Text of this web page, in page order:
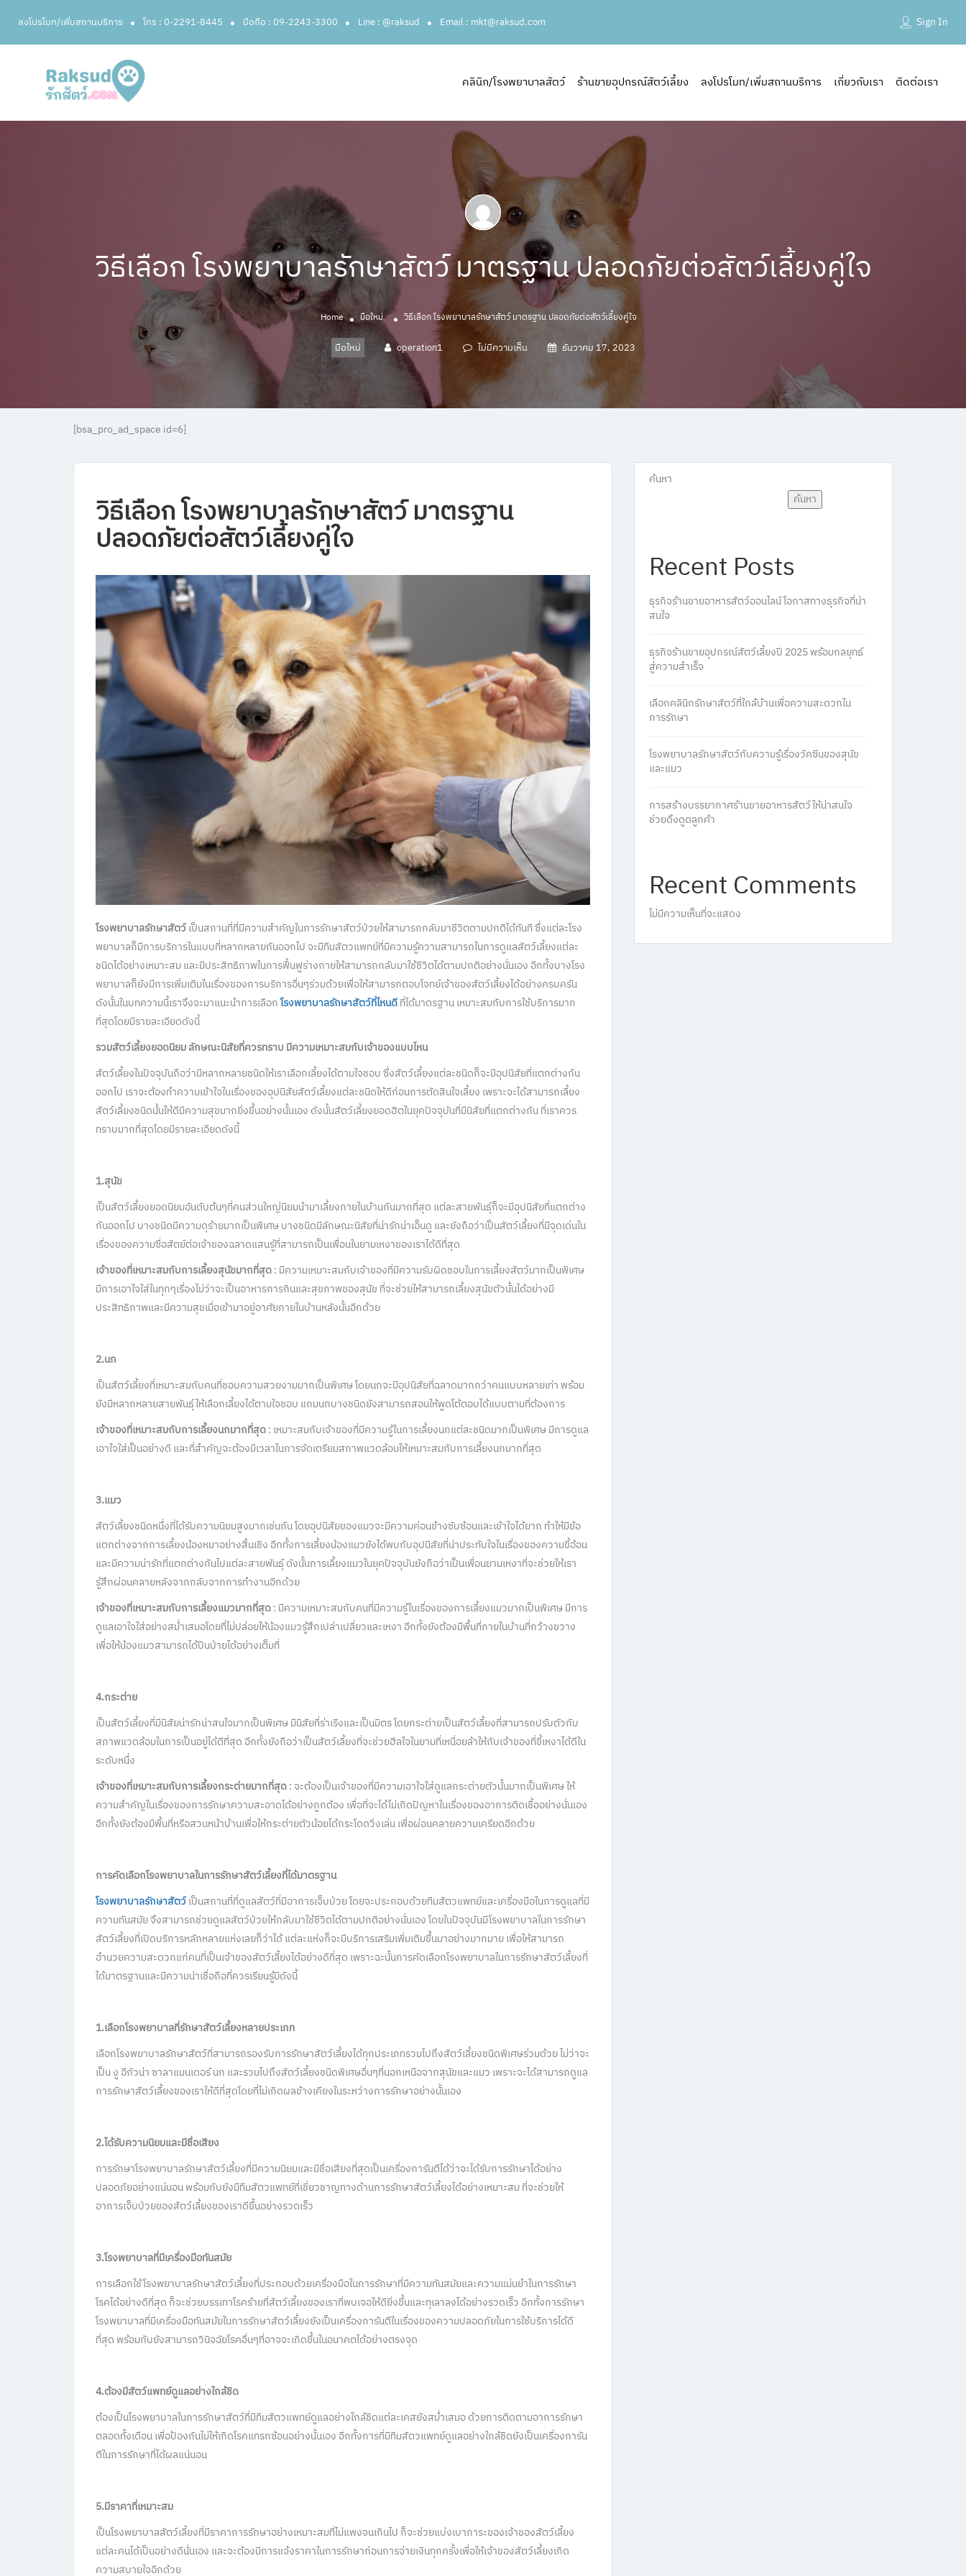
ลงโปรโมท/เพิ่มสถานบริการ โทร : 0-2291-8445 มือถือ : 09-2243-3300 Line : @raksud Email : mkt@raksud.com Sign In
คลินิก/โรงพยาบาลสัตว์ ร้านขายอุปกรณ์สัตว์เลี้ยง ลงโปรโมท/เพิ่มสถานบริการ เกี่ยวกับเรา ติดต่อเรา
วิธีเลือก โรงพยาบาลรักษาสัตว์ มาตรฐาน ปลอดภัยต่อสัตว์เลี้ยงคู่ใจ
Home มือใหม่ วิธีเลือก โรงพยาบาลรักษาสัตว์ มาตรฐาน ปลอดภัยต่อสัตว์เลี้ยงคู่ใจ
มือใหม่ operation1 ไม่มีความเห็น ธันวาคม 17, 2023
[bsa_pro_ad_space id=6]
วิธีเลือกโรงพยาบาลรักษาสัตว์มาตรฐาน
ปลอดภัยต่อสัตว์เลี้ยงคู่ใจ
โรงพยาบาลรักษาสัตว์เป็นสถานที่ที่มีความสำคัญในการรักษาสัตว์ป่วยให้สามารถกลับมาชีวิตตามปกติได้ทันที ซึ่งแต่ละโรง
พยาบาลก็มีการบริการในแบบที่หลากหลายกันออกไป จะมีทีมสัตวแพทย์ที่มีความรู้ความสามารถในการดูแลสัตว์เลี้ยงแต่ละ
ชนิดได้อย่างเหมาะสม และมีประสิทธิภาพในการฟื้นฟูร่างกายให้สามารถกลับมาใช้ชีวิตได้ตามปกติอย่างนั่นเอง อีกทั้งบางโรง
พยาบาลก็ยังมีการเพิ่มเติมในเรื่องของการบริการอื่นๆร่วมด้วยเพื่อให้สามารถตอบโจทย์เจ้าของสัตว์เลี้ยงได้อย่างครบครัน
ดังนั้นในบทความนี้เราจึงจะมาแนะนำการเลือกโรงพยาบาลรักษาสัตว์ที่ไหนดีที่ได้มาตรฐาน เหมาะสมกับการใช้บริการมาก
ที่สุดโดยมีรายละเอียดดังนี้
รวมสัตว์เลี้ยงยอดนิยม ลักษณะนิสัยที่ควรทราบ มีความเหมาะสมกับเจ้าของแบบไหน
สัตว์เลี้ยงในปัจจุบันถือว่ามีหลากหลายชนิดให้เราเลือกเลี้ยงได้ตามใจชอบ ซึ่งสัตว์เลี้ยงแต่ละชนิดก็จะมีอุปนิสัยที่แตกต่างกัน
ออกไป เราจะต้องทำความเข้าใจในเรื่องของอุปนิสัยสัตว์เลี้ยงแต่ละชนิดให้ดีก่อนการตัดสินใจเลี้ยง เพราะจะได้สามารถเลี้ยง
สัตว์เลี้ยงชนิดนั้นให้ดีมีความสุขมากยิ่งขึ้นอย่างนั้นเอง ดังนั้นสัตว์เลี้ยงยอดฮิตในยุคปัจจุบันที่มีนิสัยที่แตกต่างกัน ที่เราควร
ทราบมากที่สุดโดยมีรายละเอียดดังนี้
1.สุนัข
เป็นสัตว์เลี้ยงยอดนิยมอันดับต้นๆที่คนส่วนใหญ่นิยมนำมาเลี้ยงภายในบ้านกันมากที่สุด แต่ละสายพันธุ์ก็จะมีอุปนิสัยที่แตกต่าง
กันออกไป บางชนิดมีความดุร้ายมากเป็นพิเศษ บางชนิดมีลักษณะนิสัยที่น่ารักน่าเอ็นดู และยังถือว่าเป็นสัตว์เลี้ยงที่มีจุดเด่นใน
เรื่องของความซื่อสัตย์ต่อเจ้าของฉลาดแสนรู้ที่สามารถเป็นเพื่อนในยามเหงาของเราได้ดีที่สุด
เจ้าของที่เหมาะสมกับการเลี้ยงสุนัขมากที่สุด: มีความเหมาะสมกับเจ้าของที่มีความรับผิดชอบในการเลี้ยงสัตว์มากเป็นพิเศษ
มีการเอาใจใส่ในทุกๆเรื่องไม่ว่าจะเป็นอาหารการกินและสุขภาพของสุนัข ที่จะช่วยให้สามารถเลี้ยงสุนัขตัวนั้นได้อย่างมี
ประสิทธิภาพและมีความสุขเมื่อเข้ามาอยู่อาศัยภายในบ้านหลังนั้นอีกด้วย
2.นก
เป็นสัตว์เลี้ยงที่เหมาะสมกับคนที่ชอบความสวยงามมากเป็นพิเศษ โดยนกจะมีอุปนิสัยที่ฉลาดมากกว่าคนแบบหลายเท่า พร้อม
ยังมีหลากหลายสายพันธุ์ให้เลือกเลี้ยงได้ตามใจชอบ แถมนกบางชนิดยังสามารถสอนให้พูดโต้ตอบได้แบบตามที่ต้องการ
เจ้าของที่เหมาะสมกับการเลี้ยงนกมากที่สุด: เหมาะสมกับเจ้าของที่มีความรู้ในการเลี้ยงนกแต่ละชนิดมากเป็นพิเศษ มีการดูแล
เอาใจใส่เป็นอย่างดี และที่สำคัญจะต้องมีเวลาในการจัดเตรียมสภาพแวดล้อมให้เหมาะสมกับการเลี้ยงนกมากที่สุด
3.แมว
สัตว์เลี้ยงชนิดหนึ่งที่ได้รับความนิยมสูงมากเช่นกัน โดยอุปนิสัยของแมวจะมีความค่อนข้างซับซ้อนและเข้าใจได้ยาก ทำให้มีข้อ
แตกต่างจากการเลี้ยงน้องหมาอย่างสิ้นเชิง อีกทั้งการเลี้ยงน้องแมวยังได้พบกับอุปนิสัยที่น่าประทับใจในเรื่องของความขี้อ้อน
และมีความน่ารักที่แตกต่างกันไปแต่ละสายพันธุ์ ดังนั้นการเลี้ยงแมวในยุคปัจจุบันยังถือว่าเป็นเพื่อนยามเหงาที่จะช่วยให้เรา
รู้สึกผ่อนคลายหลังจากกลับจากการทำงานอีกด้วย
เจ้าของที่เหมาะสมกับการเลี้ยงแมวมากที่สุด: มีความเหมาะสมกับคนที่มีความรู้ในเรื่องของการเลี้ยงแมวมากเป็นพิเศษ มีการ
ดูแลเอาใจใส่อย่างสม่ำเสมอโดยที่ไม่ปล่อยให้น้องแมวรู้สึกเปล่าเปลี่ยวและเหงา อีกทั้งยังต้องมีพื้นที่ภายในบ้านที่กว้างขวาง
เพื่อให้น้องแมวสามารถได้ปีนป่ายได้อย่างเต็มที่
4.กระต่าย
เป็นสัตว์เลี้ยงที่มีนิสัยน่ารักน่าสนใจมากเป็นพิเศษ มีนิสัยที่ร่าเริงและเป็นมิตร โดยกระต่ายเป็นสัตว์เลี้ยงที่สามารถปรับตัวกับ
สภาพแวดล้อมในการเป็นอยู่ได้ดีที่สุด อีกทั้งยังถือว่าเป็นสัตว์เลี้ยงที่จะช่วยฮีลใจในยามที่เหนื่อยล้าให้กับเจ้าของที่ขี้เหงาได้ดีใน
ระดับหนึ่ง
เจ้าของที่เหมาะสมกับการเลี้ยงกระต่ายมากที่สุด: จะต้องเป็นเจ้าของที่มีความเอาใจใส่ดูแลกระต่ายตัวนั้นมากเป็นพิเศษ ให้
ความสำคัญในเรื่องของการรักษาความสะอาดได้อย่างถูกต้อง เพื่อที่จะได้ไม่เกิดปัญหาในเรื่องของอาการติดเชื้ออย่างนั่นเอง
อีกทั้งยังต้องมีพื้นที่หรือสวนหน้าบ้านเพื่อให้กระต่ายตัวน้อยได้กระโดดวิ่งเล่น เพื่อผ่อนคลายความเครียดอีกด้วย
การคัดเลือกโรงพยาบาลในการรักษาสัตว์เลี้ยงที่ได้มาตรฐาน
โรงพยาบาลรักษาสัตว์เป็นสถานที่ที่ดูแลสัตว์ที่มีอาการเจ็บป่วย โดยจะประกอบด้วยทีมสัตวแพทย์และเครื่องมือในการดูแลที่มี
ความทันสมัย จึงสามารถช่วยดูแลสัตว์ป่วยให้กลับมาใช้ชีวิตได้ตามปกติอย่างนั่นเอง โดยในปัจจุบันมีโรงพยาบาลในการรักษา
สัตว์เลี้ยงที่เปิดบริการหลักหลายแห่งเลยก็ว่าได้ แต่ละแห่งก็จะมีบริการเสริมเพิ่มเติมขึ้นมาอย่างมากมาย เพื่อให้สามารถ
อำนวยความสะดวกแก่คนที่เป็นเจ้าของสัตว์เลี้ยงได้อย่างดีที่สุด เพราะฉะนั้นการคัดเลือกโรงพยาบาลในการรักษาสัตว์เลี้ยงที่
ได้มาตรฐานและมีความน่าเชื่อถือที่ควรเรียนรู้มีดังนี้
1.เลือกโรงพยาบาลที่รักษาสัตว์เลี้ยงหลายประเภท
เลือกโรงพยาบาลรักษาสัตว์ที่สามารถรองรับการรักษาสัตว์เลี้ยงได้ทุกประเภทรวมไปถึงสัตว์เลี้ยงชนิดพิเศษร่วมด้วย ไม่ว่าจะ
เป็น งู อีกัวน่า ซาลาแมนเดอร์ นก และรวมไปถึงสัตว์เลี้ยงชนิดพิเศษอื่นๆที่นอกเหนือจากสุนัขและแมว เพราะจะได้สามารถดูแล
การรักษาสัตว์เลี้ยงของเราให้ดีที่สุดโดยที่ไม่เกิดผลข้างเคียงในระหว่างการรักษาอย่างนั้นเอง
2.ได้รับความนิยมและมีชื่อเสียง
การรักษาโรงพยาบาลรักษาสัตว์เลี้ยงที่มีความนิยมและมีชื่อเสียงที่สุดเป็นเครื่องการันตีได้ว่าจะได้รับการรักษาได้อย่าง
ปลอดภัยอย่างแน่นอน พร้อมกับยังมีทีมสัตวแพทย์ที่เชี่ยวชาญทางด้านการรักษาสัตว์เลี้ยงได้อย่างเหมาะสม ที่จะช่วยให้
อาการเจ็บป่วยของสัตว์เลี้ยงของเราดีขึ้นอย่างรวดเร็ว
3.โรงพยาบาลที่มีเครื่องมือทันสมัย
การเลือกใช้โรงพยาบาลรักษาสัตว์เลี้ยงที่ประกอบด้วยเครื่องมือในการรักษาที่มีความทันสมัยและความแม่นยำในการรักษา
โรคได้อย่างดีที่สุด ก็จะช่วยบรรเทาโรคร้ายที่สัตว์เลี้ยงของเราที่พบเจอให้ดียิ่งขึ้นและทุเลาลงได้อย่างรวดเร็ว อีกทั้งการรักษา
โรงพยาบาลที่มีเครื่องมือทันสมัยในการรักษาสัตว์เลี้ยงยังเป็นเครื่องการันตีในเรื่องของความปลอดภัยในการใช้บริการได้ดี
ที่สุด พร้อมกับยังสามารถวินิจฉัยโรคอื่นๆที่อาจจะเกิดขึ้นในอนาคตได้อย่างตรงจุด
4.ต้องมีสัตว์แพทย์ดูแลอย่างใกล้ชิด
ต้องเป็นโรงพยาบาลในการรักษาสัตว์ที่มีทีมสัตวแพทย์ดูแลอย่างใกล้ชิดแต่ละเคสยังสม่ำเสมอ ด้วยการติดตามอาการรักษา
ตลอดทั้งเดือน เพื่อป้องกันไม่ให้เกิดโรคแทรกซ้อนอย่างนั้นเอง อีกทั้งการที่มีทีมสัตวแพทย์ดูแลอย่างใกล้ชิดยังเป็นเครื่องการัน
ตีในการรักษาที่ได้ผลแน่นอน
5.มีราคาที่เหมาะสม
เป็นโรงพยาบาลสัตว์เลี้ยงที่มีราคาการรักษาอย่างเหมาะสมที่ไม่แพงจนเกินไป ก็จะช่วยแบ่งเบาภาระของเจ้าของสัตว์เลี้ยง
แต่ละคนได้เป็นอย่างดีนั่นเอง และจะต้องมีการแจ้งราคาในการรักษาก่อนการจ่ายเงินทุกครั้งเพื่อให้เจ้าของสัตว์เลี้ยงเกิด
ความสบายใจอีกด้วย
ค้นหา
ค้นหา
Recent Posts
ธุรกิจร้านขายอาหารสัตว์ออนไลน์ โอกาสทางธุรกิจที่น่า
สนใจ
ธุรกิจร้านขายอุปกรณ์สัตว์เลี้ยงปี 2025 พร้อมกลยุทธ์
สู่ความสำเร็จ
เลือกคลินิกรักษาสัตว์ที่ใกล้บ้านเพื่อความสะดวกใน
การรักษา
โรงพยาบาลรักษาสัตว์กับความรู้เรื่องวัคซีนของสุนัข
และแมว
การสร้างบรรยากาศร้านขายอาหารสัตว์ให้น่าสนใจ
ช่วยดึงดูดลูกค้า
Recent Comments
ไม่มีความเห็นที่จะแสดง